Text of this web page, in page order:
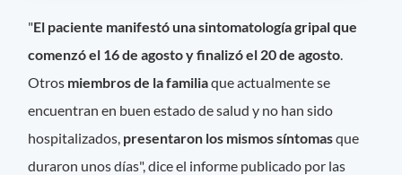
"El paciente manifestó una sintomatología gripal que
comenzó el 16 de agosto y finalizó el 20 de agosto.
Otros miembros de la familiaque actualmente se
encuentran en buen estado de salud y no han sido
hospitalizados, presentaron los mismos síntomasque
duraron unos días", dice el informe publicado por las